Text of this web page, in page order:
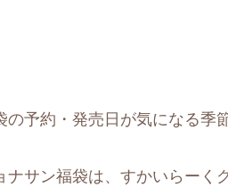
の予約・発売日が気になる季
ナサン福袋は、すかいらーく